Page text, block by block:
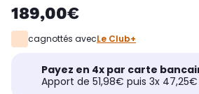
189,00€
cagnottés avecLe Club+
Payez en 4x par carte
Apport de 51,98€ puis 3x 47,25€